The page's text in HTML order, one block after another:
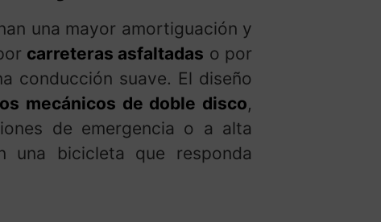
una mayor amortiguación y
carreteras asfaltadas o por
conducción suave. El diseño
mecánicos de doble disco,
de emergencia o a alta
una bicicleta que responda